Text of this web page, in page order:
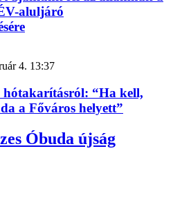
aluljáró
4. 13:37
hótakarításról: “Ha kell,
a Főváros helyett”
Óbuda újság